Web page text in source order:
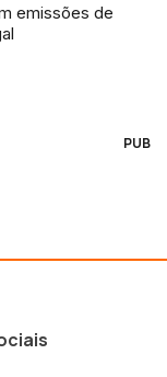
emissões de
PUB